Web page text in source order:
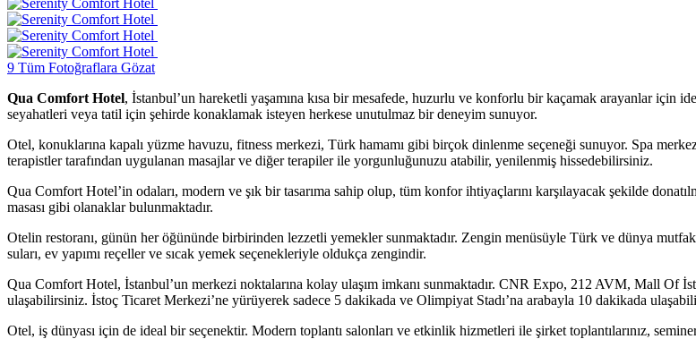
9 Tüm Fotoğraflara Gözat
Qua Comfort Hotel, İstanbul’un hareketli yaşamına kısa bir mesafede, huzurlu ve konforlu bir kaçamak arayanlar için
seyahatleri veya tatil için şehirde konaklamak isteyen herkese unutulmaz bir deneyim sunuyor.
Otel, konuklarına kapalı yüzme havuzu, fitness merkezi, Türk hamamı gibi birçok dinlenme seçeneği sunuyor. Spa
terapistler tarafından uygulanan masajlar ve diğer terapiler ile yorgunluğunuzu atabilir, yenilenmiş hissedebilirsiniz.
Qua Comfort Hotel’in odaları, modern ve şık bir tasarıma sahip olup, tüm konfor ihtiyaçlarını karşılayacak şekilde
masası gibi olanaklar bulunmaktadır.
Otelin restoranı, günün her öğününde birbirinden lezzetli yemekler sunmaktadır. Zengin menüsüyle Türk ve dünya
suları, ev yapımı reçeller ve sıcak yemek seçenekleriyle oldukça zengindir.
Qua Comfort Hotel, İstanbul’un merkezi noktalarına kolay ulaşım imkanı sunmaktadır. CNR Expo, 212 AVM, Mall Of
ulaşabilirsiniz. İstoç Ticaret Merkezi’ne yürüyerek sadece 5 dakikada ve Olimpiyat Stadı’na arabayla 10 dakikada
Otel, iş dünyası için de ideal bir seçenektir. Modern toplantı salonları ve etkinlik hizmetleri ile şirket toplantılarınız,